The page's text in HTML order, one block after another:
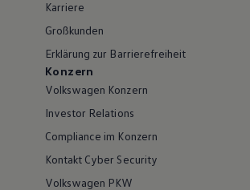
Karriere
Großkunden
Erklärung zur Barrierefreiheit
Konzern
Volkswagen Konzern
Investor Relations
Compliance im Konzern
Kontakt Cyber Security
Volkswagen PKW